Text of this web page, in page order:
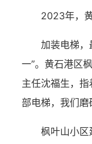
2023年，
加装电梯，
一”。黄石港区
主任沈福生，
部电梯，我们磨
枫叶山小